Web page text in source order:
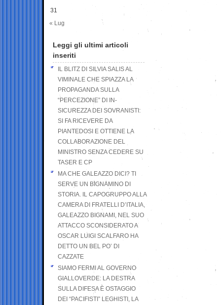
31
« Lug
Leggi gli ultimi articoli
inseriti
IL BLITZ DI SILVIA SALIS AL
VIMINALE CHE SPIAZZA LA
PROPAGANDA SULLA
“PERCEZIONE” DI IN-
SICUREZZA DEI SOVRANISTI:
SI FA RICEVERE DA
PIANTEDOSI E OTTIENE LA
COLLABORAZIONE DEL
MINISTRO SENZA CEDERE SU
TASER E CP
MA CHE GALEAZZO DICI? TI
SERVE UN BIGNAMINO DI
STORIA. IL CAPOGRUPPO ALLA
CAMERA DI FRATELLI D’ITALIA,
GALEAZZO BIGNAMI, NEL SUO
ATTACCO SCONSIDERATO A
OSCAR LUIGI SCALFARO HA
DETTO UN BEL PO’ DI
CAZZATE
SIAMO FERMI AL GOVERNO
GIALLOVERDE: LA DESTRA
SULLA DIFESA È OSTAGGIO
DEI “PACIFISTI” LEGHISTI, LA